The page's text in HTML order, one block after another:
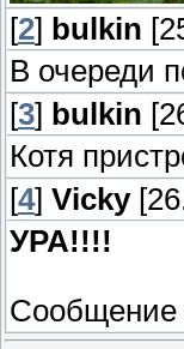
[2] bulkin
В очереди
[3] bulkin
Котя
[4] Vicky
УРА!!!!
Сообщение